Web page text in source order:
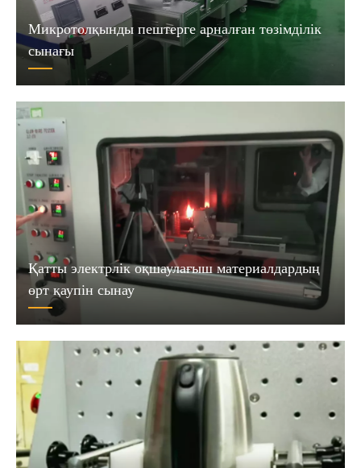
Микротолқынды пештерге арналған төзімділік
сынағы
Қатты электрлік оқшаулағыш материалдардың
өрт қаупін сынау